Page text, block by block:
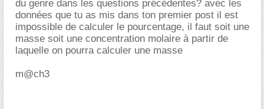
du genre dans les questions précédentes? avec les
données que tu as mis dans ton premier post il est
impossible de calculer le pourcentage, il faut soit une
masse soit une concentration molaire à partir de
laquelle on pourra calculer une masse
m@ch3